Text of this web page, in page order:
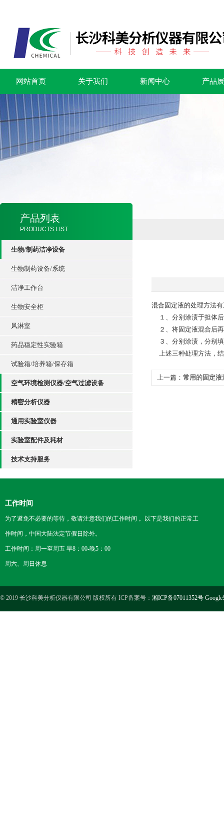
网站首页 关于我们 新闻中心 产品
产品列表
PRODUCTS LIST
生物/制药洁净设备
生物制药设备/系统
洁净工作台
生物安全柜
风淋室
药品稳定性实验箱
试验箱/培养箱/保存箱
空气环境检测仪器/空气过滤设备
精密分析仪器
通用实验室仪器
实验室配件及耗材
技术支持服务
混合固定液的处理方法
１、分别涂渍于担体
２、将固定液混合后再
３、分别涂渍，分别
上述三种处理方法，
上一篇： 常用的固定液
工作时间
为了避免不必要的等待，敬请注意我们的工作时间 。以下是我们的正常工
作时间，中国大陆法定节假日除外。
工作时间：周一至周五 早8：00-晚5：00
周六、周日休息
© 2019 长沙科美分析仪器有限公司 版权所有 ICP备案号： 湘ICP备07011352号